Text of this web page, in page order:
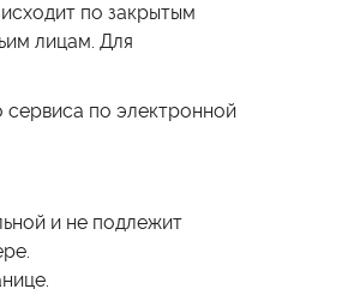
по закрытым
лицам. Для
по электронной
и не подлежит